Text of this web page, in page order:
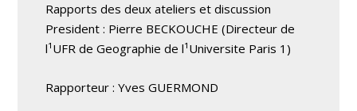
Rapports des deux ateliers et discussion
President : Pierre BECKOUCHE (Directeur de
l¹UFR de Geographie de l¹Universite Paris 1)
Rapporteur : Yves GUERMOND